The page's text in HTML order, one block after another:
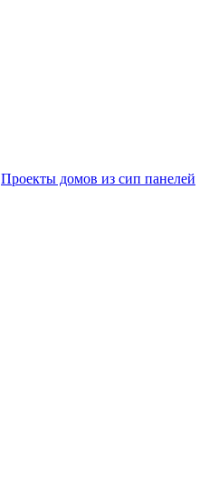
Проекты домов из сип панелей